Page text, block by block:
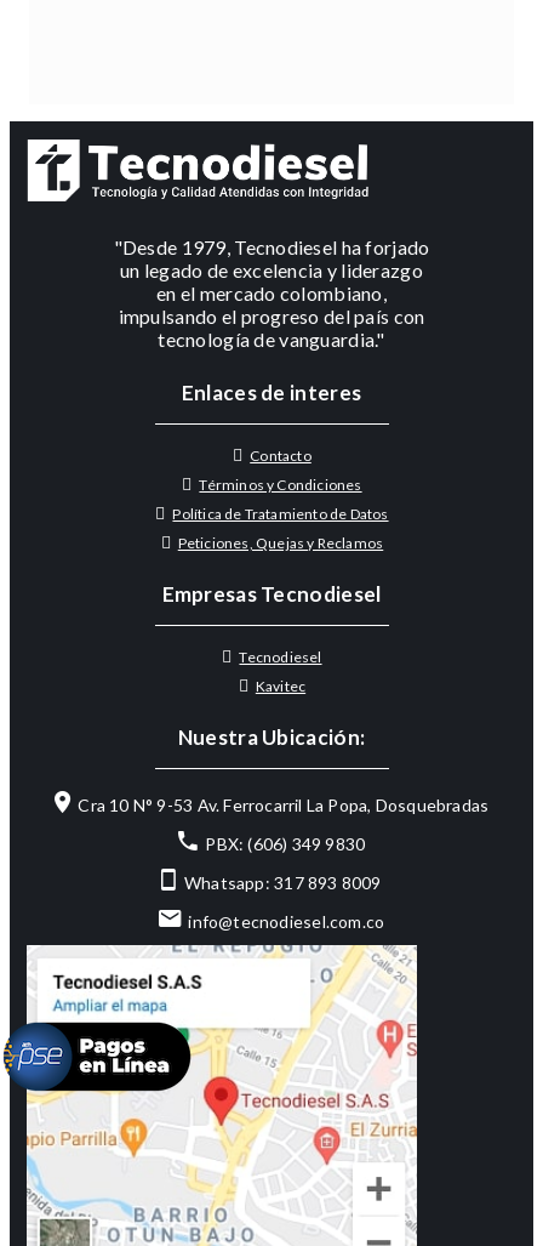
"Desde 1979, Tecnodiesel ha forjado
un legado de excelencia y liderazgo
en el mercado colombiano,
impulsando el progreso del país con
tecnología de vanguardia."
Enlaces de interes
Contacto
Términos y Condiciones
Política de Tratamiento de Datos
Peticiones, Quejas y Reclamos
Empresas Tecnodiesel
Tecnodiesel
Kavitec
Nuestra Ubicación:
Cra 10 N° 9-53 Av. Ferrocarril La Popa, Dosquebradas
PBX: (606) 349 9830
Whatsapp: 317 893 8009
info@tecnodiesel.com.co